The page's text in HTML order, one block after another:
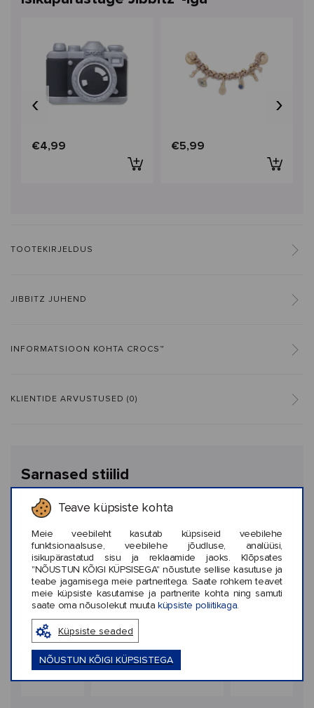
Teave küpsiste kohta
Meie veebileht kasutab küpsiseid veebilehe
funktsionaalsuse, veebilehe jõudluse, analüüsi,
isikupärastatud sisu ja reklaamide jaoks. Klõpsates
"NÕUSTUN KÕIGI KÜPSISEGA" nõustute sellise kasutuse ja
teabe jagamisega meie partneritega. Saate rohkem teavet
meie küpsiste kasutamise ja partnerite kohta ning samuti
saate oma nõusolekut muuta küpsiste poliitikaga.
Küpsiste seaded
NÕUSTUN KÕIGI KÜPSISTEGA
€4,99 €5,99
‹ ›
TOOTEKIRJELDUS
JIBBITZ JUHEND
INFORMATSIOON KOHTA CROCS™
KLIENTIDE ARVUSTUSED (0)
Sarnased stiilid
Pink
Värvide hulk : 1
Crocs™ Jibbitz UV
Changing Floatie
‹ ›